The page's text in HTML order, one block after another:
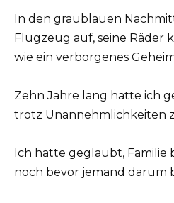
In den graublauen
Flugzeug auf, seine Räder
wie ein verborgenes
Zehn Jahre lang hatte ich
trotz Unannehmlichkeiten
Ich hatte geglaubt,
noch bevor jemand darum